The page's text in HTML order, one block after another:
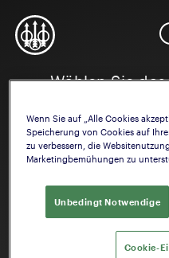
Wählen Sie
Wenn Sie auf „Alle Cookies
Speicherung von Cookies auf
zu verbessern, die
Marketingbemühungen zu
Unbedingt Notwendige
Cookie-